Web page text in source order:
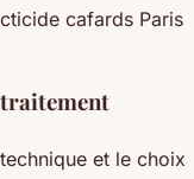
cafards Paris
traitement
et le choix